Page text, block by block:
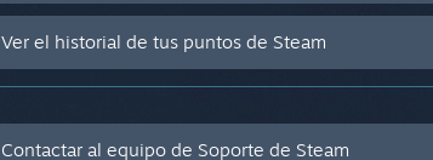
Ver el historial de tus puntos de Steam
Contactar al equipo de Soporte de Steam